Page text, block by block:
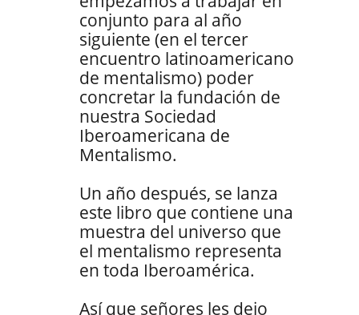
conjunto para al año
siguiente (en el tercer
encuentro latinoamericano
de mentalismo) poder
concretar la fundación de
nuestra Sociedad
Iberoamericana de
Mentalismo.
Un año después, se lanza
este libro que contiene una
muestra del universo que
el mentalismo representa
en toda Iberoamérica.
Así que señores les dejo